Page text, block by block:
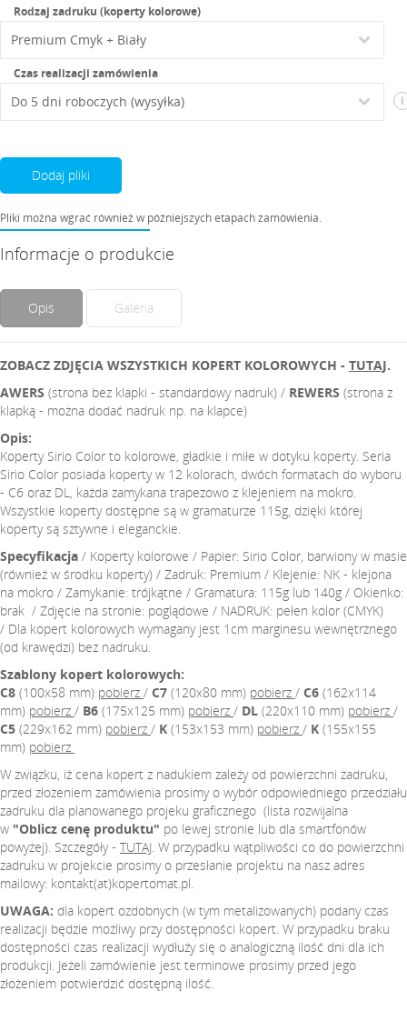
Rodzaj zadruku (koperty kolorowe)
Czas realizacji zamówienia
i
Dodaj pliki
Pliki można wgrać również w późniejszych etapach zamówienia.
Informacje o produkcie
Opis Galeria
ZOBACZ ZDJĘCIA WSZYSTKICH KOPERT KOLOROWYCH - TUTAJ.
AWERS (strona bez klapki - standardowy nadruk) / REWERS (strona z
klapką - można dodać nadruk np. na klapce)
Opis:
Koperty Sirio Color to kolorowe, gładkie i miłe w dotyku koperty. Seria
Sirio Color posiada koperty w 12 kolorach, dwóch formatach do wyboru
- C6 oraz DL, każda zamykana trapezowo z klejeniem na mokro.
Wszystkie koperty dostępne są w gramaturze 115g, dzięki której
koperty są sztywne i eleganckie.
Specyfikacja / Koperty kolorowe / Papier: Sirio Color, barwiony w masie
(również w środku koperty) / Zadruk: Premium / Klejenie: NK - klejona
na mokro / Zamykanie: trójkątne / Gramatura: 115g lub 140g / Okienko:
brak / Zdjęcie na stronie: poglądowe / NADRUK: pełen kolor (CMYK)
/ Dla kopert kolorowych wymagany jest 1cm marginesu wewnętrznego
(od krawędzi) bez nadruku.
Szablony kopert kolorowych:
C8 (100x58 mm) pobierz / C7 (120x80 mm) pobierz / C6 (162x114
mm) pobierz / B6 (175x125 mm) pobierz / DL (220x110 mm) pobierz /
C5 (229x162 mm) pobierz / K (153x153 mm) pobierz / K (155x155
mm) pobierz
W związku, iż cena kopert z nadukiem zależy od powierzchni zadruku,
przed złożeniem zamówienia prosimy o wybór odpowiedniego przedziału
zadruku dla planowanego projeku graficznego (lista rozwijalna
w "Oblicz cenę produktu" po lewej stronie lub dla smartfonów
powyżej). Szczegóły - TUTAJ. W przypadku wątpliwości co do powierzchni
zadruku w projekcie prosimy o przesłanie projektu na nasz adres
mailowy: kontakt(at)kopertomat.pl.
UWAGA: dla kopert ozdobnych (w tym metalizowanych) podany czas
realizacji będzie możliwy przy dostępności kopert. W przypadku braku
dostępności czas realizacji wydłuży się o analogiczną ilość dni dla ich
produkcji. Jeżeli zamówienie jest terminowe prosimy przed jego
złożeniem potwierdzić dostępną ilość.